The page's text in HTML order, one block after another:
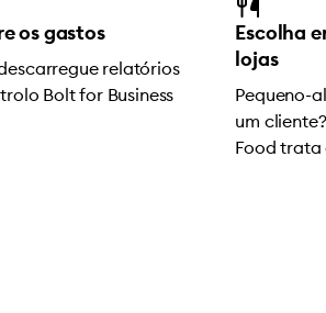
os gastos
relatórios
Bolt for Business
Escolha
lojas
Pequeno-
um
Food trata